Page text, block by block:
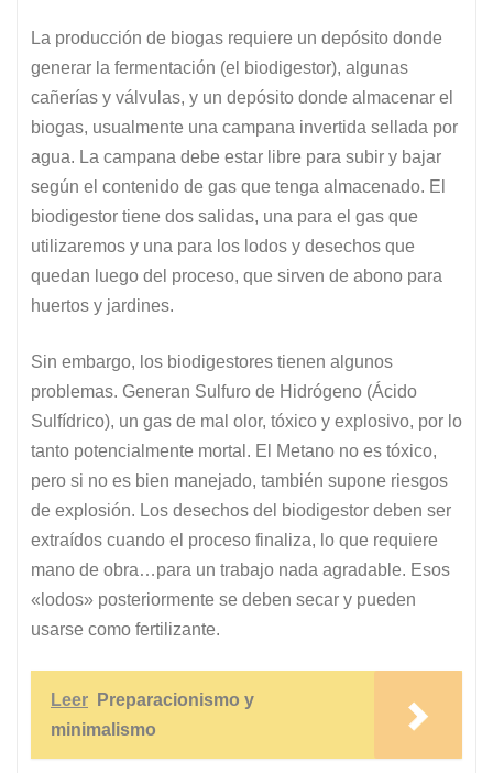
La producción de biogas requiere un depósito donde
generar la fermentación (el biodigestor), algunas
cañerías y válvulas, y un depósito donde almacenar el
biogas, usualmente una campana invertida sellada por
agua. La campana debe estar libre para subir y bajar
según el contenido de gas que tenga almacenado. El
biodigestor tiene dos salidas, una para el gas que
utilizaremos y una para los lodos y desechos que
quedan luego del proceso, que sirven de abono para
huertos y jardines.
Sin embargo, los biodigestores tienen algunos
problemas. Generan Sulfuro de Hidrógeno (Ácido
Sulfídrico), un gas de mal olor, tóxico y explosivo, por lo
tanto potencialmente mortal. El Metano no es tóxico,
pero si no es bien manejado, también supone riesgos
de explosión. Los desechos del biodigestor deben ser
extraídos cuando el proceso finaliza, lo que requiere
mano de obra…para un trabajo nada agradable. Esos
«lodos» posteriormente se deben secar y pueden
usarse como fertilizante.
Leer
Preparacionismo y
minimalismo